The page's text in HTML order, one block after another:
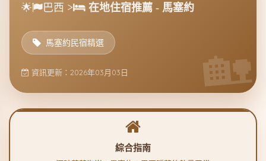
🌟 巴西 > 在地住宿推薦 - 馬塞約
馬塞約民宿精選
資訊更新：2026年03月03日
綜合指南